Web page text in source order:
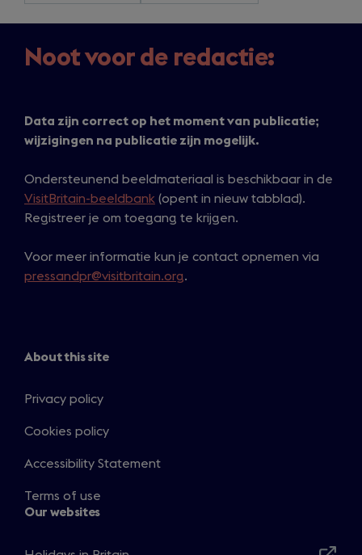
Noot voor de redactie:
Data zijn correct op het moment van publicatie;
wijzigingen na publicatie zijn mogelijk.
Ondersteunend beeldmateriaal is beschikbaar in de
VisitBritain-beeldbank (opent in nieuw tabblad).
Registreer je om toegang te krijgen.
Voor meer informatie kun je contact opnemen via
pressandpr@visitbritain.org.
About this site
Privacy policy
Cookies policy
Accessibility Statement
Terms of use
Our websites